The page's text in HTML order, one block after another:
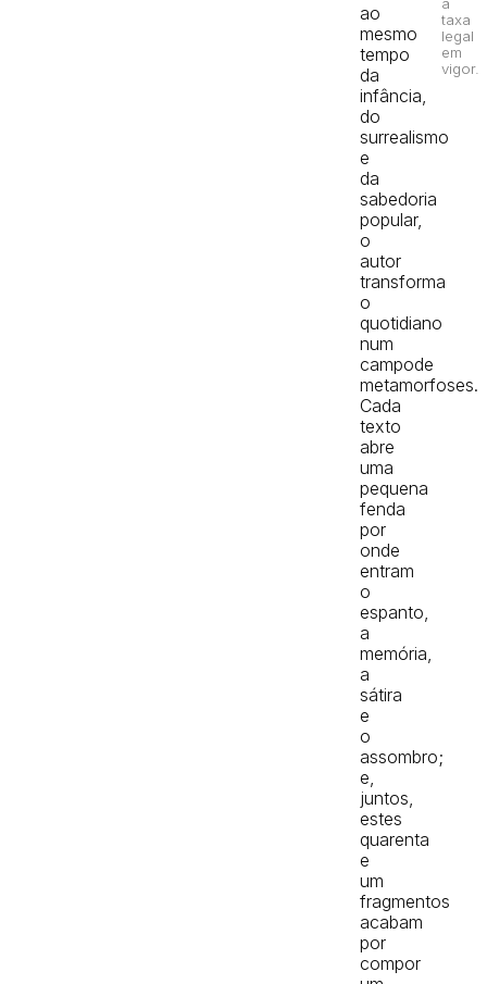
ao
mesmo
tempo
da
infância,
do
surrealismo
e
da
sabedoria
popular,
o
autor
transforma
o
quotidiano
num
campode
metamorfoses.
Cada
texto
abre
uma
pequena
fenda
por
onde
entram
o
espanto,
a
memória,
a
sátira
e
o
assombro;
e,
juntos,
estes
quarenta
e
um
fragmentos
acabam
por
compor
taxa
legal
em
vigor.